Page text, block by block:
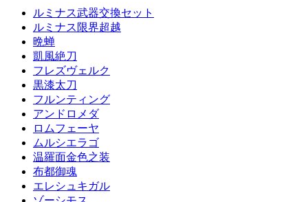
ルミナス武器交換セット
ルミナス限界超越
晩蝉
凱風絶刀
フレズヴェルク
黒漆太刀
フルンティング
アンドロメダ
ロムフェーヤ
ムルシエラゴ
温羅面金色之装
布都御魂
エレシュキガル